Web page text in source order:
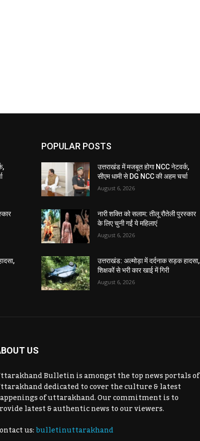
POPULAR POSTS
उत्तराखंड में मजबूत होगा NCC नेटवर्क,
सीएम धामी से DG NCC की अहम चर्चा
August 6, 2026
नारी शक्ति को सलाम: तीलू रौतेली पुरस्कार
के लिए चुनी गईं ये महिलाएं
August 6, 2026
उत्तराखंड: अल्मोड़ा में दर्दनाक सड़क हादसा,
शिक्षकों से भरी कार खाई में गिरी
August 6, 2026
US
Bulletin is amongst the top news portals of
dedicated to cover the culture & latest
of uttarakhand. Our commitment is to
latest & authentic news to our viewers.
us:bulletinuttarakhand